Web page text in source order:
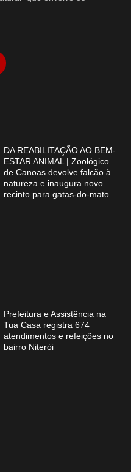
DA REABILITAÇÃO AO BEM-
ESTAR ANIMAL | Zoológico
de Canoas devolve falcão à
natureza e inaugura novo
recinto para gatas-do-mato
Prefeitura e Assistência na
Tua Casa registra 674
atendimentos e refeições no
bairro Niterói